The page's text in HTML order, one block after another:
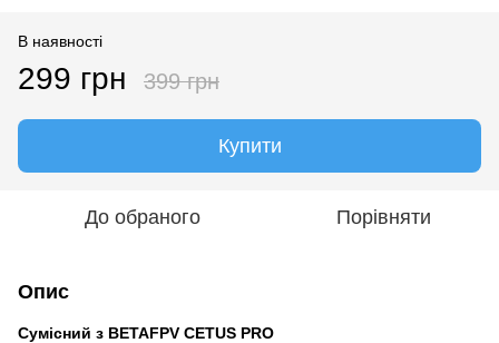
В наявності
299 грн 399 грн
Купити
До обраного Порівняти
Опис
Сумісний з BETAFPV CETUS PRO